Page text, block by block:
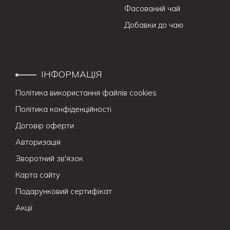
Фасований чай
Добавки до чаю
ІНФОРМАЦІЯ
Політика використання файлів cookies
Політика конфіденційності
Договір оферти
Авторизація
Зворотний зв'язок
Карта сайту
Подарунковий сертифікат
Акції